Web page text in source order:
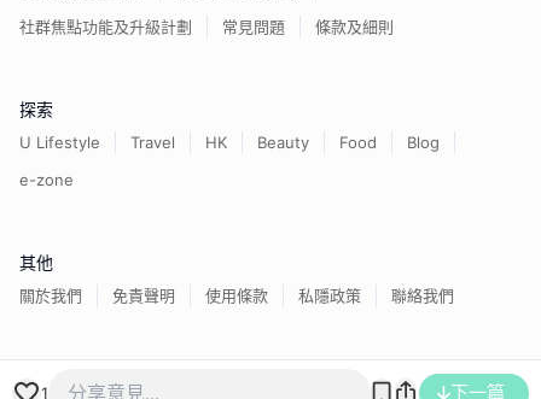
1 下一篇
社群焦點功能及升級計劃
常見問題 條款及細則
探索
U Lifestyle Travel HK Beauty Food
Blog
e-zone
其他
關於我們 免責聲明 使用條款 私隱政策 聯絡我們
香港經濟日報版權所有©